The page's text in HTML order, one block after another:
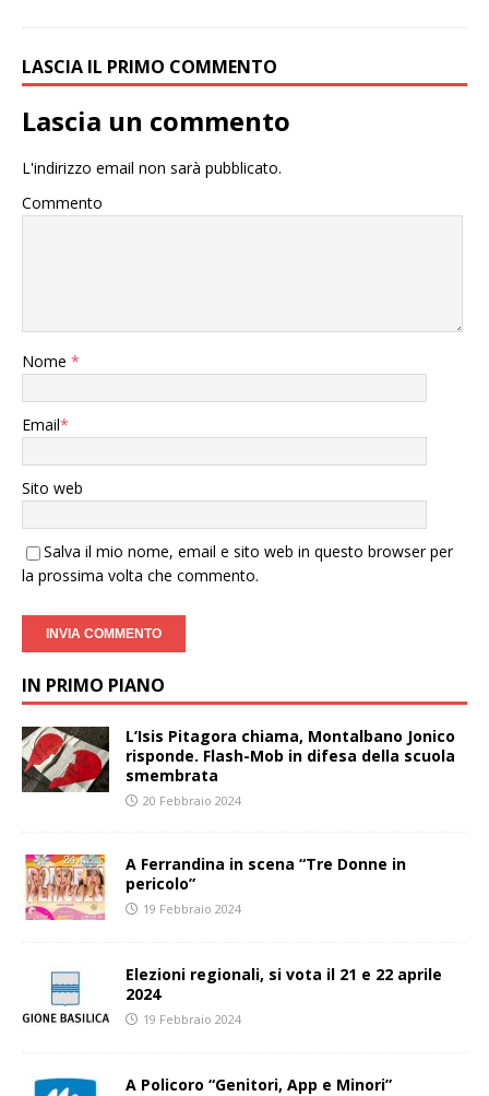
LASCIA IL PRIMO COMMENTO
Lascia un commento
L'indirizzo email non sarà pubblicato.
Commento
Nome *
Email*
Sito web
Salva il mio nome, email e sito web in questo browser per
la prossima volta che commento.
IN PRIMO PIANO
L’Isis Pitagora chiama, Montalbano Jonico
risponde. Flash-Mob in difesa della scuola
smembrata
20 Febbraio 2024
A Ferrandina in scena “Tre Donne in
pericolo”
19 Febbraio 2024
Elezioni regionali, si vota il 21 e 22 aprile
2024
19 Febbraio 2024
A Policoro “Genitori, App e Minori”